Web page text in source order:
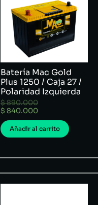
Batería Mac Gold
Plus 1250 / Caja 27 /
Polaridad Izquierda
$890.000
$ 840.000
Añadir al carrito